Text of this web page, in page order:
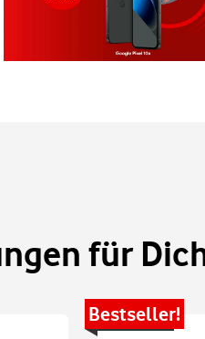
im Shop.
für
Bestseller!